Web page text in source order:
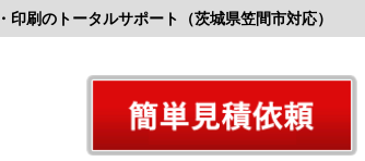
刷のトータルサポート（茨城県笠間市対応）